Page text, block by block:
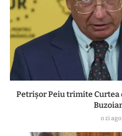
Petrișor Peiu trimite Curtea
o zi ago